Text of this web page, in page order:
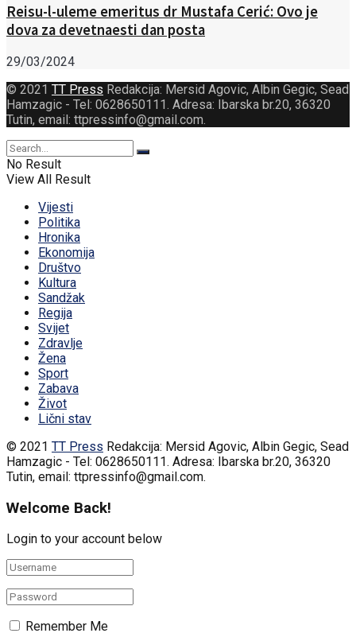
Reisu-l-uleme emeritus dr Mustafa Cerić: Ovo je
dova za devetnaesti dan posta
29/03/2024
© 2021 TT Press Redakcija: Mersid Agovic, Albin Gegic, Sead
Hamzagic - Tel: 0628650111. Adresa: Ibarska br.20, 36320
Tutin, email: ttpressinfo@gmail.com.
No Result
View All Result
Vijesti
Politika
Hronika
Ekonomija
Društvo
Kultura
Sandžak
Regija
Svijet
Zdravlje
Žena
Sport
Zabava
Život
Lični stav
© 2021 TT Press Redakcija: Mersid Agovic, Albin Gegic, Sead
Hamzagic - Tel: 0628650111. Adresa: Ibarska br.20, 36320
Tutin, email: ttpressinfo@gmail.com.
Welcome Back!
Login to your account below
Remember Me